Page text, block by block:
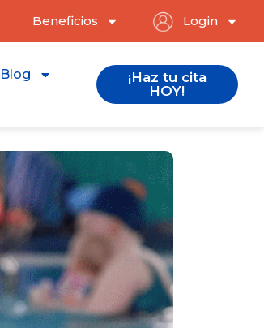
Beneficios Login
Blog
¡Haz tu cita
HOY!